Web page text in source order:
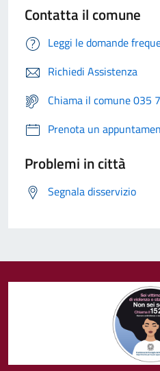
Contatta il comune
Leggi le domande
Richiedi Assistenza
Chiama il comune 035
Prenota un
Problemi in città
Segnala disservizio